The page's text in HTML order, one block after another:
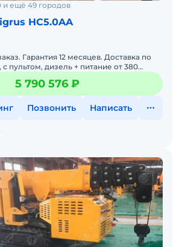
ещё 49 городов
HC5.0AA
Гарантия 12 месяцев. Доставка по
с пультом, дизель + питание от 380
высота подъема:15 мСпособно
5 790 576 ₽
Позвонить Написать